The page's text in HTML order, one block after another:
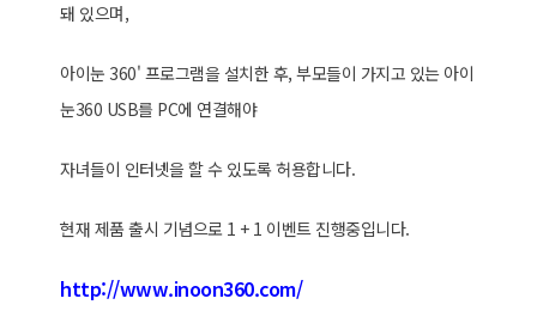
돼 있으며,
아이눈 360' 프로그램을 설치한 후, 부모들이 가지고 있는 아이
눈360 USB를 PC에 연결해야
자녀들이 인터넷을 할 수 있도록 허용합니다.
현재 제품 출시 기념으로 1 + 1 이벤트 진행중입니다.
http://www.inoon360.com/